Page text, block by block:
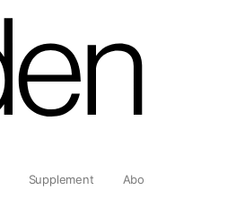
Supplement Abo